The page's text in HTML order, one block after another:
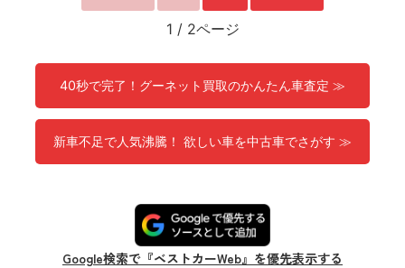
1 / 2ページ
40秒で完了！グーネット買取のかんたん車査定 ≫
新車不足で人気沸騰！ 欲しい車を中古車でさがす ≫
Google検索で『ベストカーWeb』を優先表示する